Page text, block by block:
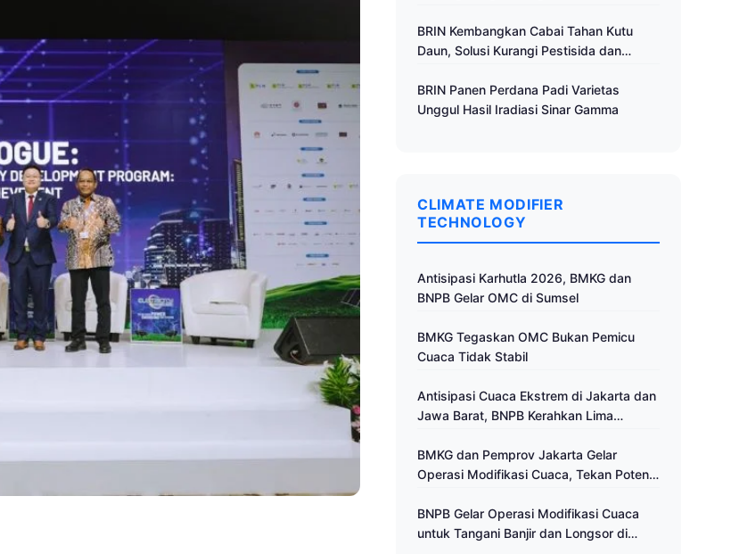
BRIN Kembangkan Cabai Tahan Kutu
Daun, Solusi Kurangi Pestisida dan
BRIN Panen Perdana Padi Varietas
Unggul Hasil Iradiasi Sinar Gamma
CLIMATE MODIFIER
TECHNOLOGY
Antisipasi Karhutla 2026, BMKG dan
BNPB Gelar OMC di Sumsel
BMKG Tegaskan OMC Bukan Pemicu
Cuaca Tidak Stabil
Antisipasi Cuaca Ekstrem di Jakarta dan
Jawa Barat, BNPB Kerahkan Lima
Cuaca
BMKG dan Pemprov Jakarta Gelar
Operasi Modifikasi Cuaca, Tekan Potensi
BNPB Gelar Operasi Modifikasi Cuaca
untuk Tangani Banjir dan Longsor di